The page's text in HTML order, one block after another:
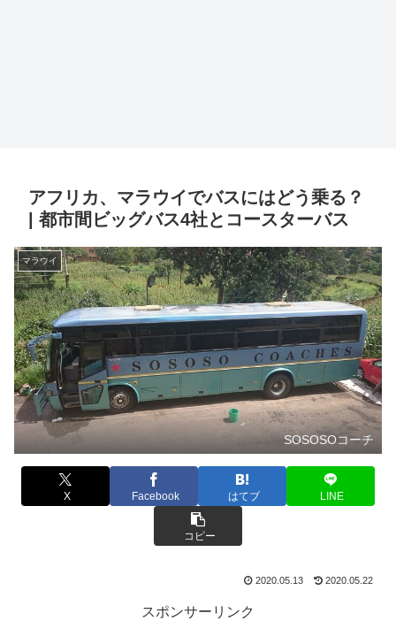
アフリカ、マラウイでバスにはどう乗る？
| 都市間ビッグバス4社とコースターバス
マラウイ
SOSOSOコーチ
X Facebook はてブ LINE
コピー
2020.05.13 2020.05.22
スポンサーリンク